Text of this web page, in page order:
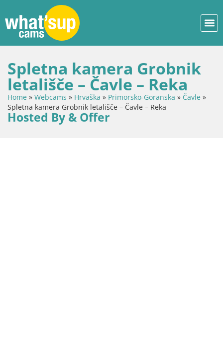
Spletna kamera Grobnik
letališče – Čavle – Reka
Home » Webcams » Hrvaška » Primorsko-Goranska » Čavle »
Spletna kamera Grobnik letališče – Čavle – Reka
Hosted By & Offer